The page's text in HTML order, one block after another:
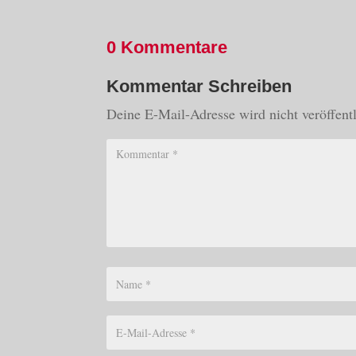
0 Kommentare
Kommentar Schreiben
Deine E-Mail-Adresse wird nicht